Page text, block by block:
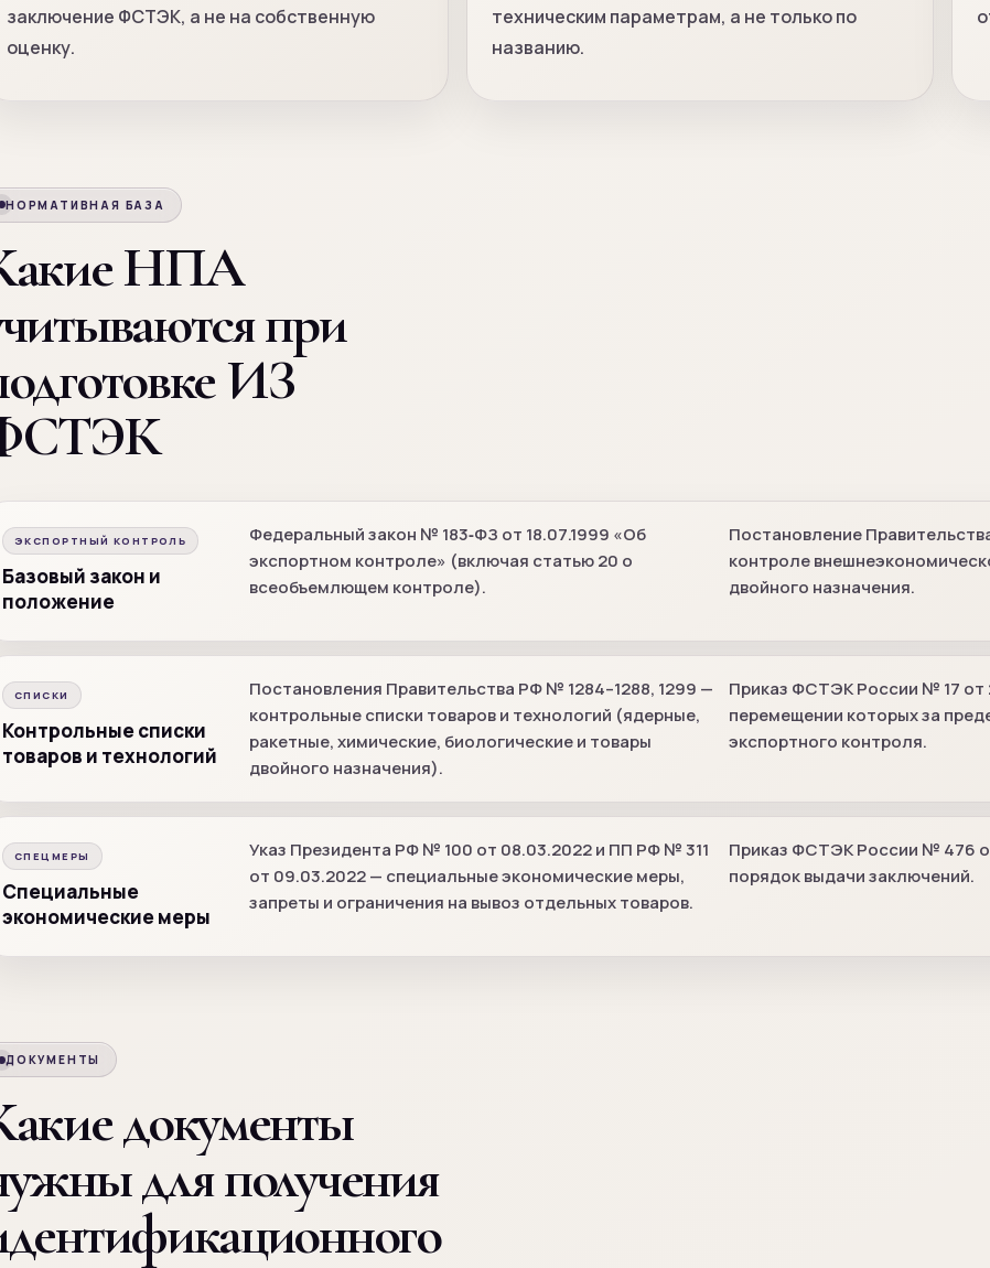
заключение ФСТЭК, а не на собственную
оценку.
техническим параметрам, а не только по
названию.
НОРМАТИВНАЯ БАЗА
НПА
при
ИЗ
ЭКСПОРТНЫЙ КОНТРОЛЬ
Базовый закон и
положение
Федеральный закон № 183‑ФЗ от 18.07.1999 «Об
экспортном контроле» (включая статью 20 о
всеобъемлющем контроле).
Постановление
контроле
двойного назначения.
СПИСКИ
Контрольные списки
товаров и технологий
Постановления Правительства РФ № 1284–1288, 1299 —
контрольные списки товаров и технологий (ядерные,
ракетные, химические, биологические и товары
двойного назначения).
Приказ ФСТЭК России № 17 от
перемещении которых за
экспортного контроля.
СПЕЦМЕРЫ
Специальные
экономические меры
Указ Президента РФ № 100 от 08.03.2022 и ПП РФ № 311
от 09.03.2022 — специальные экономические меры,
запреты и ограничения на вывоз отдельных товаров.
Приказ ФСТЭК России № 476
порядок выдачи заключений.
ДОКУМЕНТЫ
документы
для получения